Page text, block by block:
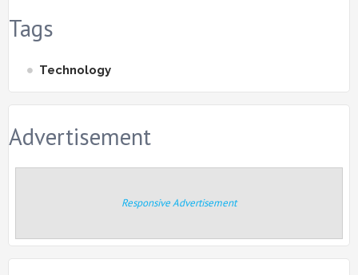
Tags
Technology
Advertisement
Responsive Advertisement